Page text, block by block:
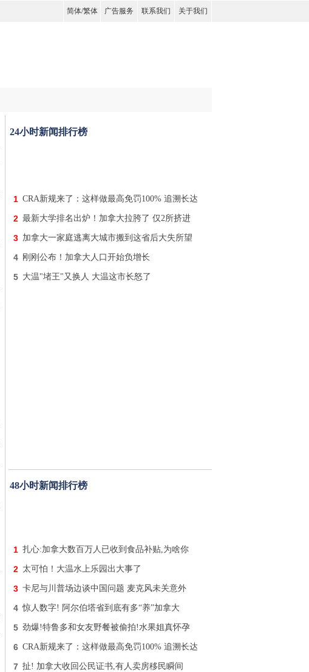
简体/繁体 广告服务 联系我们 关于我们
24小时新闻排行榜
1 CRA新规来了：这样做最高免罚100% 追溯长达
2 最新大学排名出炉！加拿大拉胯了 仅2所挤进
3 加拿大一家庭逃离大城市搬到这省后大失所望
4 刚刚公布！加拿大人口开始负增长
5 大温"堵王"又换人 大温这市长怒了
48小时新闻排行榜
1 扎心:加拿大数百万人已收到食品补贴,为啥你
2 太可怕！大温水上乐园出大事了
3 卡尼与川普场边谈中国问题 麦克风未关意外
4 惊人数字! 阿尔伯塔省到底有多“养”加拿大
5 劲爆!特鲁多和女友野餐被偷拍!水果姐真怀孕
6 CRA新规来了：这样做最高免罚100% 追溯长达
7 扯! 加拿大收回公民证书,有人卖房移民瞬间